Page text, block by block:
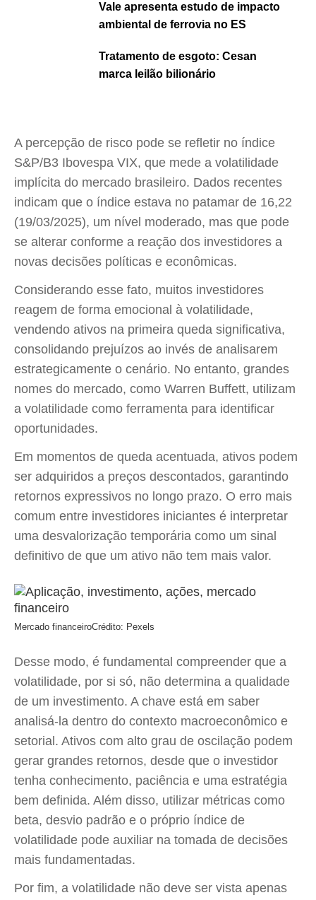
Vale apresenta estudo de impacto
ambiental de ferrovia no ES
Tratamento de esgoto: Cesan
marca leilão bilionário
A percepção de risco pode se refletir no índice
S&P/B3 Ibovespa VIX, que mede a volatilidade
implícita do mercado brasileiro. Dados recentes
indicam que o índice estava no patamar de 16,22
(19/03/2025), um nível moderado, mas que pode
se alterar conforme a reação dos investidores a
novas decisões políticas e econômicas.
Considerando esse fato, muitos investidores
reagem de forma emocional à volatilidade,
vendendo ativos na primeira queda significativa,
consolidando prejuízos ao invés de analisarem
estrategicamente o cenário. No entanto, grandes
nomes do mercado, como Warren Buffett, utilizam
a volatilidade como ferramenta para identificar
oportunidades.
Em momentos de queda acentuada, ativos podem
ser adquiridos a preços descontados, garantindo
retornos expressivos no longo prazo. O erro mais
comum entre investidores iniciantes é interpretar
uma desvalorização temporária como um sinal
definitivo de que um ativo não tem mais valor.
Mercado financeiroCrédito: Pexels
Desse modo, é fundamental compreender que a
volatilidade, por si só, não determina a qualidade
de um investimento. A chave está em saber
analisá-la dentro do contexto macroeconômico e
setorial. Ativos com alto grau de oscilação podem
gerar grandes retornos, desde que o investidor
tenha conhecimento, paciência e uma estratégia
bem definida. Além disso, utilizar métricas como
beta, desvio padrão e o próprio índice de
volatilidade pode auxiliar na tomada de decisões
mais fundamentadas.
Por fim, a volatilidade não deve ser vista apenas